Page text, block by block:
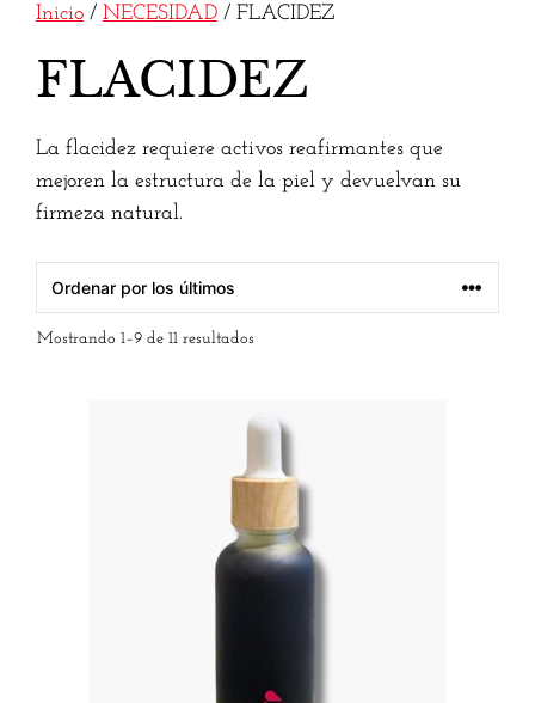
Inicio / NECESIDAD / FLACIDEZ
FLACIDEZ
La flacidez requiere activos reafirmantes que
mejoren la estructura de la piel y devuelvan su
firmeza natural.
Mostrando 1–9 de 11 resultados